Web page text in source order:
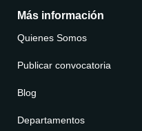
Más información
Quienes Somos
Publicar convocatoria
Blog
Departamentos